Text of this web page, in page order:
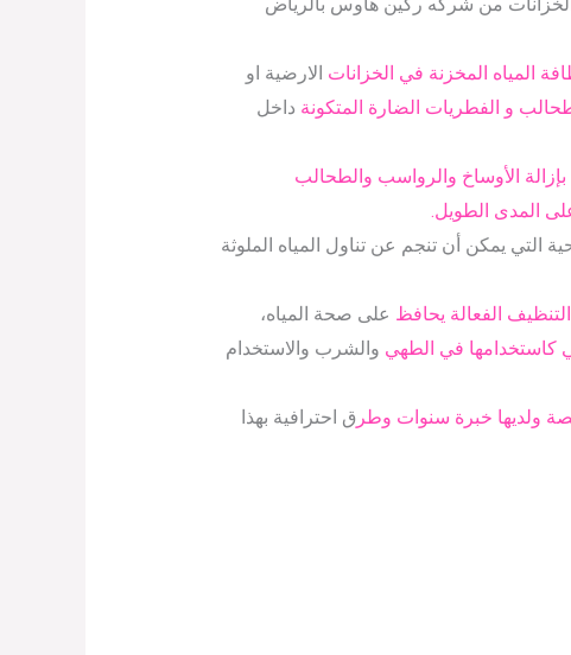
المياه المخزنة في الخزانات الارضية او
و الفطريات الضارة المتكونة داخل
بإزالة الأوساخ والرواسب والطحالب
المدى الطويل.
يمكن أن تنجم عن تناول المياه الملوثة
الفعالة يحافظ على صحة المياه،
كاستخدامها في الطهي والشرب والاستخدام
ولديها خبرة سنوات وطر ق احترافية بهذا